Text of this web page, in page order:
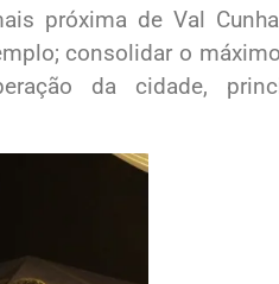
próxima de Val
consolidar o
da cidade,